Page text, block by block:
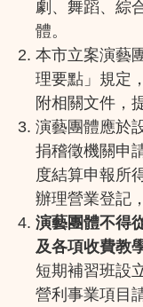
劇、舞蹈、綜
體。
本市立案演藝
理要點」規定
附相關文件，
演藝團體應於
捐稽徵機關申
度結算申報所
辦理營業登記
演藝團體不得
及各項收費教
短期補習班設
營利事業項目